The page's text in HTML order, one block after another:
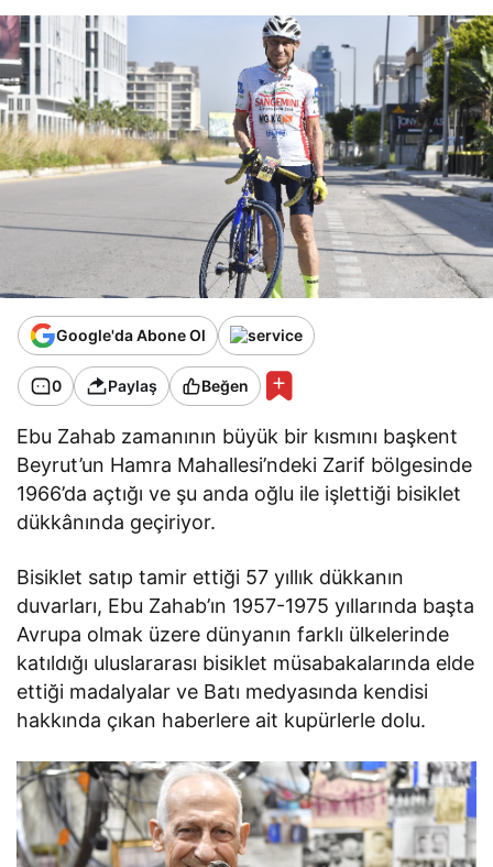
Google'da Abone Ol
0 Paylaş Beğen
Ebu Zahab zamanının büyük bir kısmını başkent
Beyrut’un Hamra Mahallesi’ndeki Zarif bölgesinde
1966’da açtığı ve şu anda oğlu ile işlettiği bisiklet
dükkânında geçiriyor.
Bisiklet satıp tamir ettiği 57 yıllık dükkanın
duvarları, Ebu Zahab’ın 1957-1975 yıllarında başta
Avrupa olmak üzere dünyanın farklı ülkelerinde
katıldığı uluslararası bisiklet müsabakalarında elde
ettiği madalyalar ve Batı medyasında kendisi
hakkında çıkan haberlere ait kupürlerle dolu.